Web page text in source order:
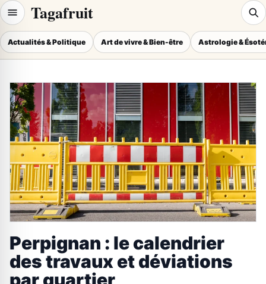
Tagafruit
Actualités & Politique Art de vivre & Bien-être Astrologie &
Perpignan : le calendrier
des travaux et déviations